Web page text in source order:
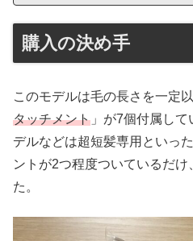
購入の決め手
このモデルは毛の長さを一定
タッチメント 」が7個付属し
デルなどは超短髪専用といっ
ントが2つ程度ついているだ
た。